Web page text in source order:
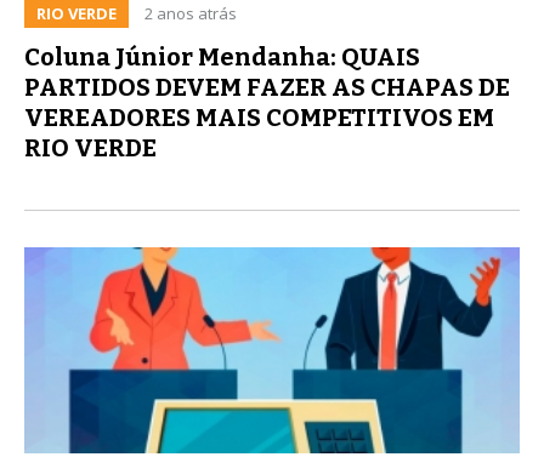
RIO VERDE 2 anos atrás
Coluna Júnior Mendanha: QUAIS
PARTIDOS DEVEM FAZER AS CHAPAS DE
VEREADORES MAIS COMPETITIVOS EM
RIO VERDE